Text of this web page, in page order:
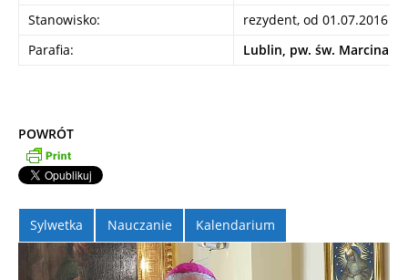
Stanowisko:
rezydent, od 01.07.2016
Parafia:
Lublin, pw. św. Marcina
POWRÓT
Sylwetka Nauczanie Kalendarium